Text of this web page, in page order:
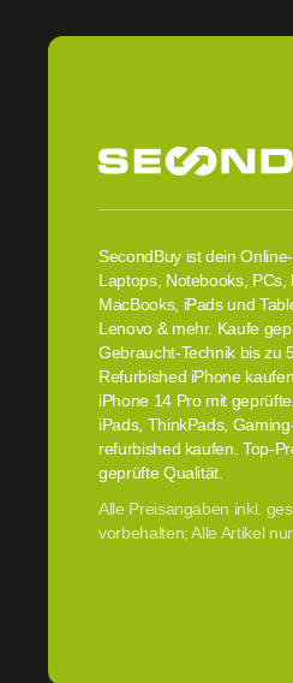
SecondBuy ist dein
Laptops, Notebooks, PCs,
MacBooks, iPads und
Lenovo & mehr. Kaufe
Gebraucht-Technik bis zu
Refurbished iPhone
iPhone 14 Pro mit
iPads, ThinkPads,
refurbished kaufen. Top-
geprüfte Qualität.
Alle Preisangaben inkl.
vorbehalten; Alle Artikel